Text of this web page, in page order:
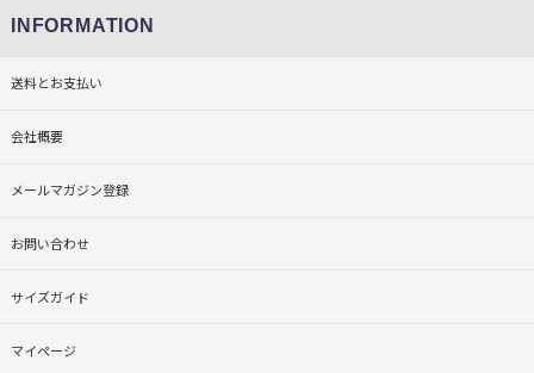
INFORMATION
送料とお支払い
会社概要
メールマガジン登録
お問い合わせ
サイズガイド
マイページ